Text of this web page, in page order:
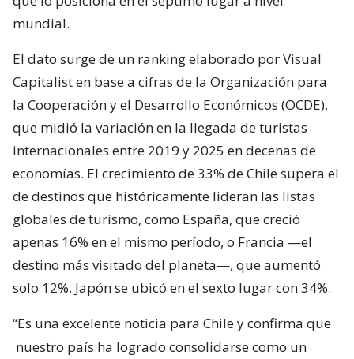
mundial.
El dato surge de un ranking elaborado por Visual
Capitalist en base a cifras de la Organización para
la Cooperación y el Desarrollo Económicos (OCDE),
que midió la variación en la llegada de turistas
internacionales entre 2019 y 2025 en decenas de
economías. El crecimiento de 33% de Chile supera el
de destinos que históricamente lideran las listas
globales de turismo, como España, que creció
apenas 16% en el mismo período, o Francia —el
destino más visitado del planeta—, que aumentó
solo 12%. Japón se ubicó en el sexto lugar con 34%.
“Es una excelente noticia para Chile y confirma que
nuestro país ha logrado consolidarse como un